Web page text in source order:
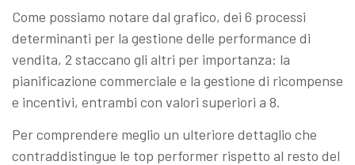
Come possiamo notare dal grafico, dei 6 processi
determinanti per la gestione delle performance di
vendita, 2 staccano gli altri per importanza: la
pianificazione commerciale e la gestione di ricompense
e incentivi, entrambi con valori superiori a 8.
Per comprendere meglio un ulteriore dettaglio che
contraddistingue le top performer rispetto al resto del